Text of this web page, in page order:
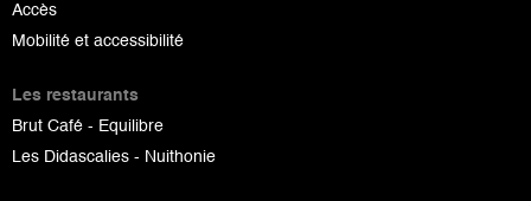
Accès
Mobilité et accessibilité
Les restaurants
Brut Café - Equilibre
Les Didascalies - Nuithonie